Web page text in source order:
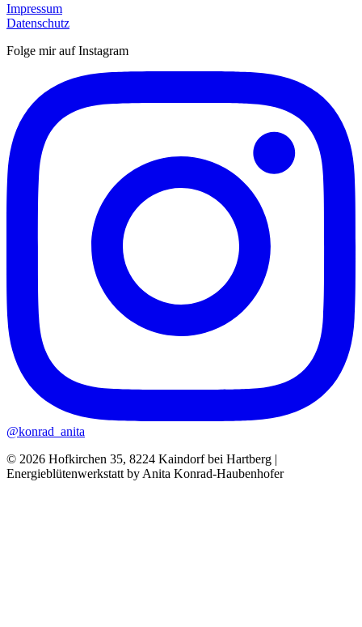
Impressum
Datenschutz
Folge mir auf Instagram
@konrad_anita
© 2026 Hofkirchen 35, 8224 Kaindorf bei Hartberg |
Energieblütenwerkstatt by Anita Konrad-Haubenhofer